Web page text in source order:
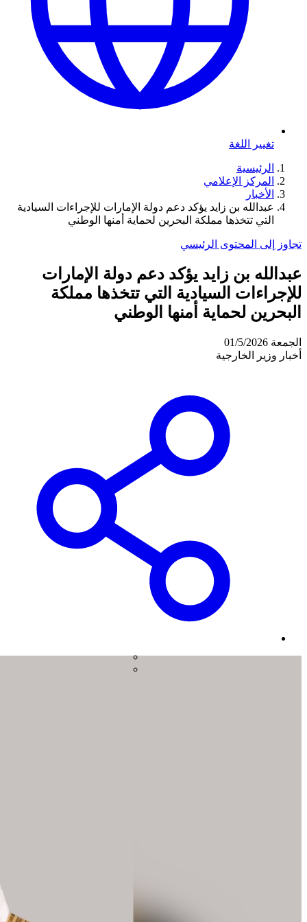
تغيير اللغة
الرئيسية
المركز الإعلامي
الأخبار
عبدالله بن زايد يؤكد دعم دولة الإمارات للإجراءات السيادية
التي تتخذها مملكة البحرين لحماية أمنها الوطني
تجاوز إلى المحتوى الرئيسي
عبدالله بن زايد يؤكد دعم دولة الإمارات
للإجراءات السيادية التي تتخذها مملكة
البحرين لحماية أمنها الوطني
الجمعة 01/5/2026
أخبار وزير الخارجية